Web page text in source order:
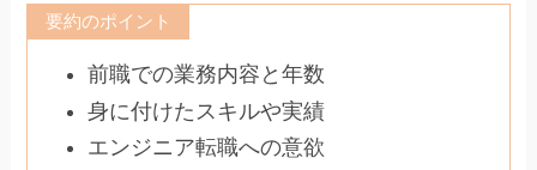
要約のポイント
前職での業務内容と年数
身に付けたスキルや実績
エンジニア転職への意欲